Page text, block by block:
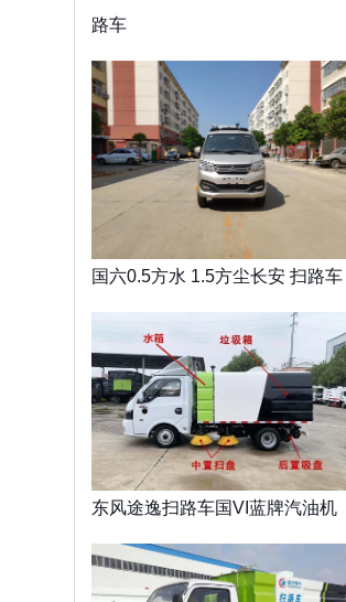
路车
国六0.5方水 1.5方尘长安 扫路车
东风途逸扫路车国VI蓝牌汽油机